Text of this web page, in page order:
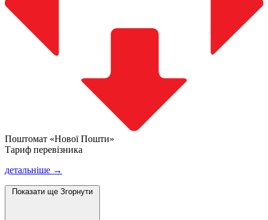
Поштомат «Нової Пошти»
Тариф перевізника
детальніше →
Показати ще Згорнути